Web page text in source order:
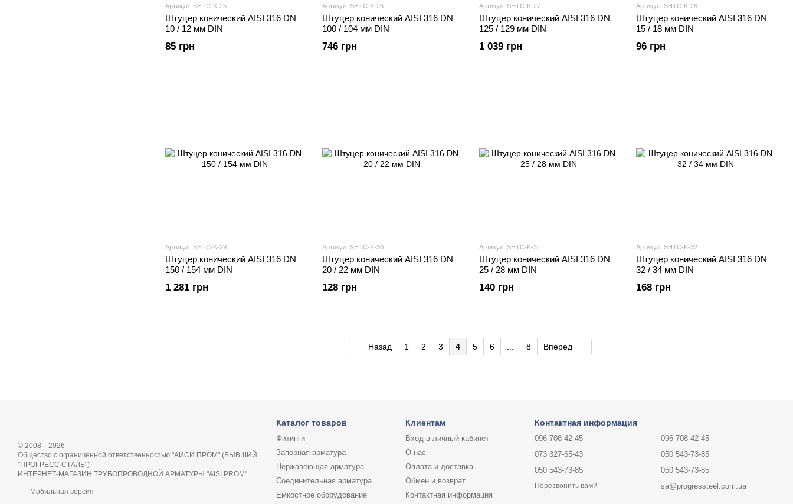
Артикул: SHTС-K-25
Штуцер конический AISI 316 DN
10 / 12 мм DIN
85 грн
Артикул: SHTС-K-26
Штуцер конический AISI 316 DN
100 / 104 мм DIN
746 грн
Артикул: SHTС-K-27
Штуцер конический AISI 316 DN
125 / 129 мм DIN
1 039 грн
Артикул: SHTС-K-28
Штуцер конический AISI 316 DN
15 / 18 мм DIN
96 грн
Артикул: SHTС-K-29
Штуцер конический AISI 316 DN
150 / 154 мм DIN
1 281 грн
Артикул: SHTС-K-30
Штуцер конический AISI 316 DN
20 / 22 мм DIN
128 грн
Артикул: SHTС-K-31
Штуцер конический AISI 316 DN
25 / 28 мм DIN
140 грн
Артикул: SHTС-K-32
Штуцер конический AISI 316 DN
32 / 34 мм DIN
168 грн
Назад 1 2 3 4 5 6 8 Вперед
© 2008—2026
Общество с ограниченной ответственностью "АИСИ ПРОМ" (БЫВШИЙ
"ПРОГРЕСС СТАЛЬ")
ИНТЕРНЕТ-МАГАЗИН ТРУБОПРОВОДНОЙ АРМАТУРЫ "AISI PROM"
Мобильная версия
Каталог товаров
Фитинги
Запорная арматура
Нержавеющая арматура
Соединительная арматура
Емкостное оборудование
Клиентам
Вход в личный кабинет
О нас
Оплата и доставка
Обмен и возврат
Контактная информация
Контактная информация
096 708-42-45
073 327-65-43
050 543-73-85
Перезвонить вам?
096 708-42-45
050 543-73-85
050 543-73-85
sa@progressteel.com.ua